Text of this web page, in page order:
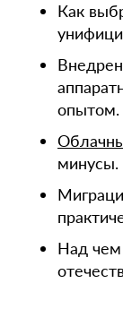
Как
опытом.
минусы.
Над чем